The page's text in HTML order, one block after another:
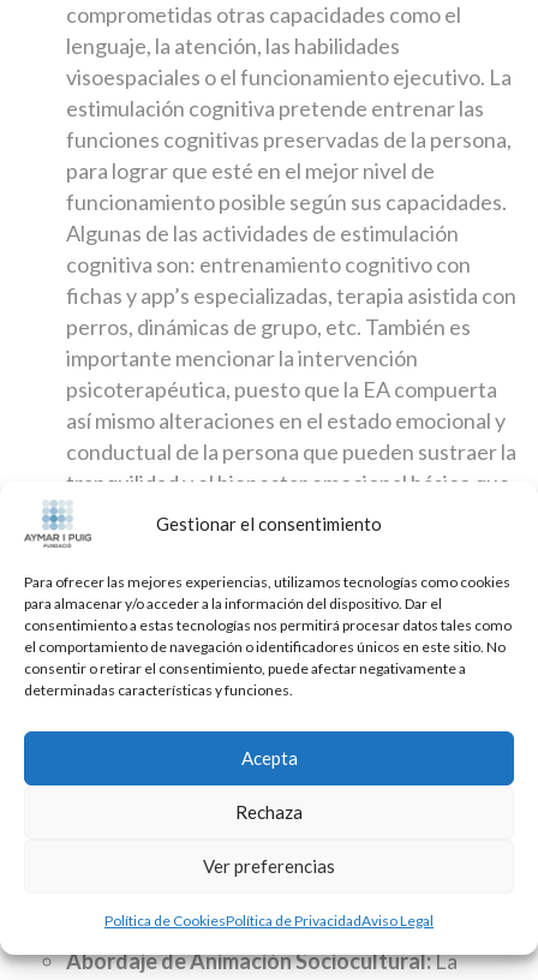
Gestionar el consentimiento
Para ofrecer las mejores experiencias, utilizamos tecnologías como cookies
para almacenar y/o acceder a la información del dispositivo. Dar el
consentimiento a estas tecnologías nos permitirá procesar datos tales como
el comportamiento de navegación o identificadores únicos en este sitio. No
consentir o retirar el consentimiento, puede afectar negativamente a
determinadas características y funciones.
Acepta
Rechaza
Ver preferencias
Política de CookiesPolítica de PrivacidadAviso Legal
comprometidas otras capacidades como el
lenguaje, la atención, las habilidades
visoespaciales o el funcionamiento ejecutivo. La
estimulación cognitiva pretende entrenar las
funciones cognitivas preservadas de la persona,
para lograr que esté en el mejor nivel de
funcionamiento posible según sus capacidades.
Algunas de las actividades de estimulación
cognitiva son: entrenamiento cognitivo con
fichas y app’s especializadas, terapia asistida con
perros, dinámicas de grupo, etc. También es
importante mencionar la intervención
psicoterapéutica, puesto que la EA compuerta
así mismo alteraciones en el estado emocional y
conductual de la persona que pueden sustraer la
tranquilidad y el bienestar emocional básico que
toda persona necesita para vivir con calidad de
vida.
Abordaje Fisioterapéutico:La EA no
únicamente comporta alteraciones en la
cognición y emoción de la persona, el deterioro
físico también aparece con la progresión de la
enfermedad, y desde el área de Fisioterapia se
contemplan programas específicos para atrasar
funcionamiento en su día a día.
Abordaje de Animación Sociocultural:La